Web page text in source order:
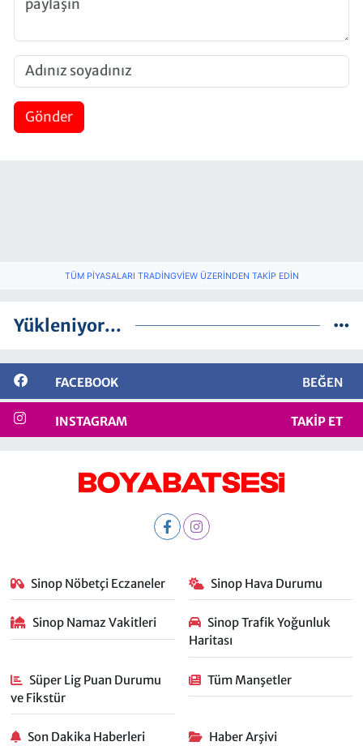
Gönder
TÜM PIYASALARI TRADINGVIEW ÜZERINDEN TAKIP EDIN
Yükleniyor...
FACEBOOK BEĞEN
INSTAGRAM TAKIP ET
Sinop Nöbetçi Eczaneler Sinop Hava Durumu
Sinop Namaz Vakitleri
Sinop Trafik Yoğunluk
Haritası
Süper Lig Puan Durumu
ve Fikstür
Tüm Manşetler
Son Dakika Haberleri Haber Arşivi